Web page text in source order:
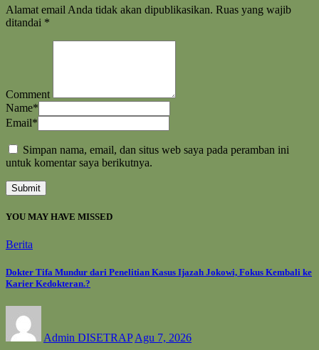
Alamat email Anda tidak akan dipublikasikan. Ruas yang wajib
ditandai *
Comment
Name*
Email*
Simpan nama, email, dan situs web saya pada peramban ini
untuk komentar saya berikutnya.
YOU MAY HAVE MISSED
Berita
Dokter Tifa Mundur dari Penelitian Kasus Ijazah Jokowi, Fokus Kembali ke
Karier Kedokteran.?
Admin DISETRAP Agu 7, 2026